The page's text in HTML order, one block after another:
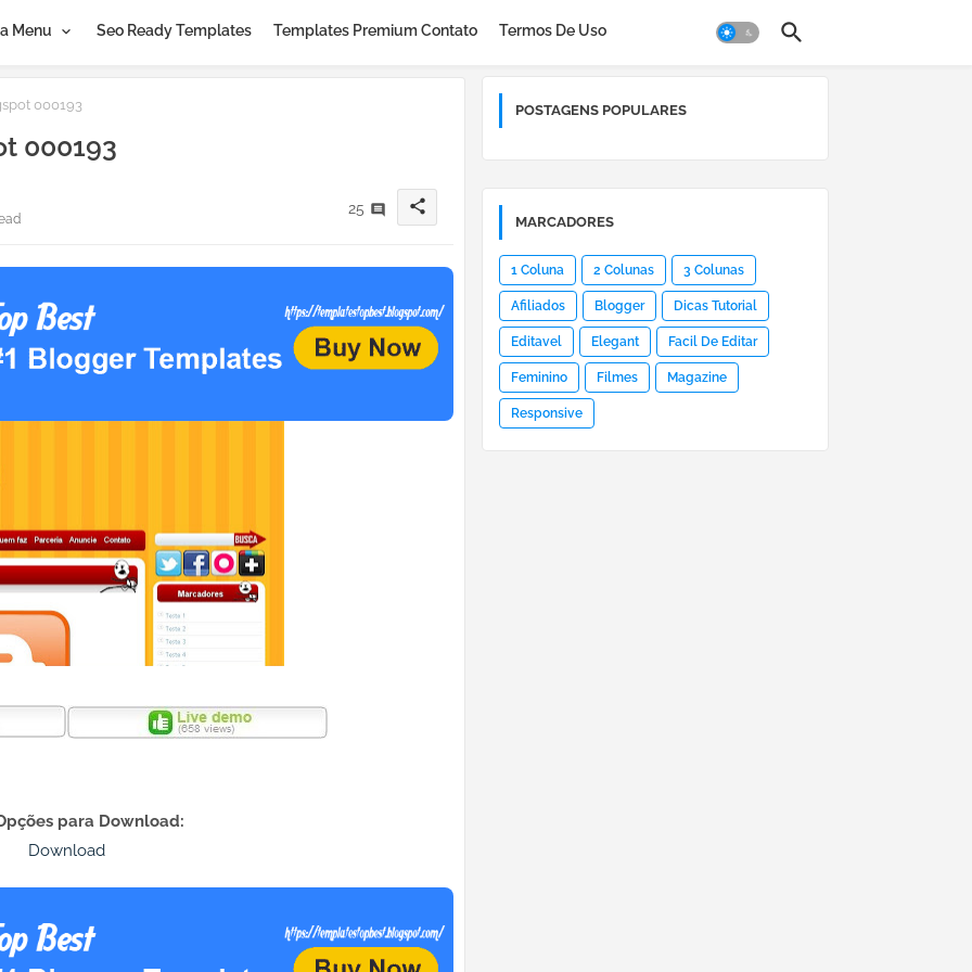
Menu Seo Ready Templates Templates Premium Contato Termos De Uso
000193
000193
25 share
para Download:
Download
POSTAGENS POPULARES
MARCADORES
1 Coluna 2 Colunas 3 Colunas
Afiliados Blogger Dicas Tutorial
Editavel Elegant Facil De Editar
Feminino Filmes Magazine
Responsive